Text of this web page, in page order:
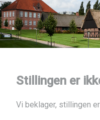
Stillingen er
Vi beklager, stillingen